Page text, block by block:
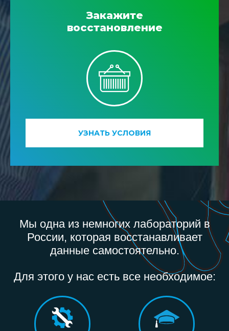
Закажите
восстановление
УЗНАТЬ УСЛОВИЯ
Мы одна из немногих лабораторий в
России, которая восстанавливает
данные самостоятельно.
Для этого у нас есть все необходимое: